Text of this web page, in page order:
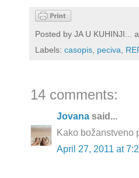
Posted by JA U KUHINJI...
Labels: casopis, peciva,
14 comments:
Jovana said...
Kako božanstveno
April 27, 2011 at